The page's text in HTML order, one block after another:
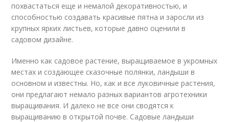
похвастаться еще и немалой декоративностью, и
способностью создавать красивые пятна и заросли из
крупных ярких листьев, которые давно оценили в
садовом дизайне.
Именно как садовое растение, выращиваемое в укромных
местах и создающее сказочные полянки, ландыши в
основном и известны. Но, как и все луковичные растения,
они предлагают немало разных вариантов агротехники
выращивания. И далеко не все они сводятся к
выращиванию в открытой почве. Садовые ландыши